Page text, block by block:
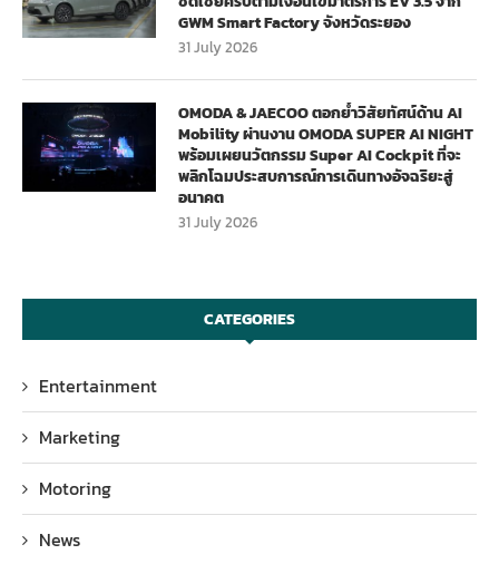
GWM Smart Factory จังหวัดระยอง
31 July 2026
OMODA & JAECOO ตอกย้ำวิสัยทัศน์ด้าน AI
Mobility ผ่านงาน OMODA SUPER AI NIGHT
พร้อมเผยนวัตกรรม Super AI Cockpit ที่จะ
พลิกโฉมประสบการณ์การเดินทางอัจฉริยะสู่
อนาคต
31 July 2026
CATEGORIES
Entertainment
Marketing
Motoring
News